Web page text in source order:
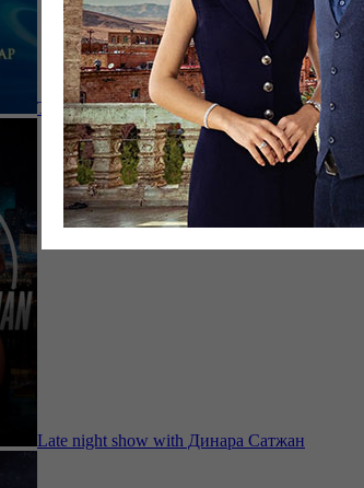
Тағдырлас тамырлар
Late night show with Динара Сатжан